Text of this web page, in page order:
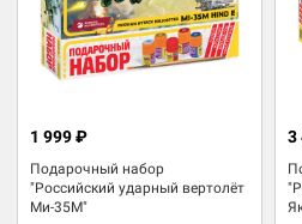
Подарочный набор
"Российский ударный вертолёт
Ми-35М"
1 999 ₽ 3